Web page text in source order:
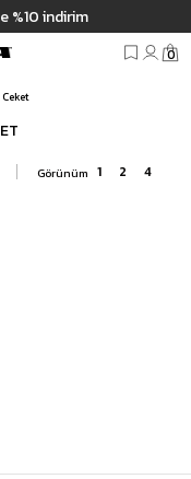
%10 indirim
0